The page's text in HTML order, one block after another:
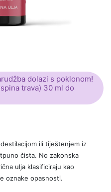
dolazi s poklonom!
trava) 30 ml do
ili tiještenjem iz
čista. No zakonska
ulja klasificiraju kao
oznake opasnosti.